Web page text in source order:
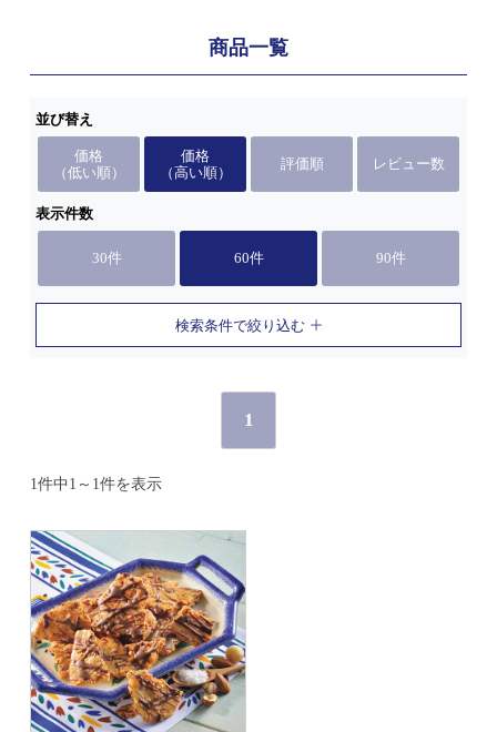
商品一覧
並び替え
価格
（低い順）
価格
（高い順）
評価順 レビュー数
表示件数
30件 60件 90件
検索条件で絞り込む
1
1件中1～1件を表示